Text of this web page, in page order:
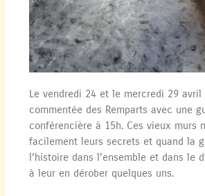
Le vendredi 24 et le mercredi 29 avril
commentée des Remparts avec une
conférencière à 15h. Ces vieux murs
facilement leurs secrets et quand la
l’histoire dans l’ensemble et dans le
à leur en dérober quelques uns.